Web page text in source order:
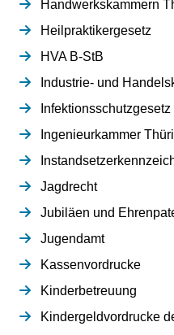
Handwerkskammern
Heilpraktikergesetz
HVA B-StB
Industrie- und
Infektionsschutzgesetz
Ingenieurkammer
Jagdrecht
Jubiläen und
Jugendamt
Kassenvordrucke
Kinderbetreuung
Kindergeldvordrucke